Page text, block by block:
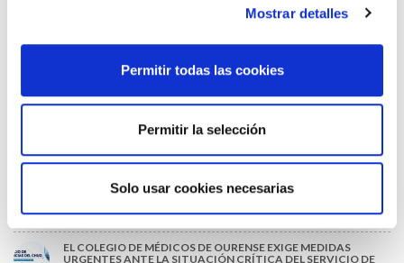
Mostrar detalles
Permitir todas las cookies
Permitir la selección
Solo usar cookies necesarias
EL COLEGIO MÉDICO DE OURENSE CONVOCA EL I CERTAMEN
DEL CASCO Y DEL CINTURÓN DE SEGURIDAD
CONDICIONES DE LOS MÉDICOS QUE ATIENDEN A
09/07/2026
EL COLEGIO DE MÉDICOS DE OURENSE EXIGE MEDIDAS
URGENTES ANTE LA SITUACIÓN CRÍTICA DEL SERVICIO DE